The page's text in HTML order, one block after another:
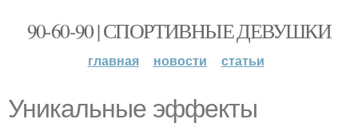
90-60-90 | СПОРТИВНЫЕ ДЕВУШКИ
главная новости статьи
Уникальные эффекты